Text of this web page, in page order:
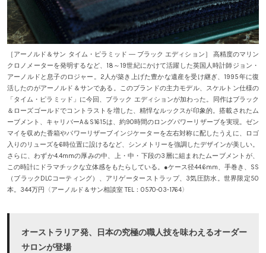
［アーノルド＆サン タイム・ピラミッド ― ブラック エディション］ 高精度のマリン
クロノメーターを発明するなど、18～19世紀にかけて活躍した英国人時計師ジョン・
アーノルドと息子のロジャー。2人が築き上げた豊かな遺産を受け継ぎ、1995年に復
活したのがアーノルド＆サンである。このブランドの主力モデル、スケルトン仕様の
「タイム・ピラミッド」に今回、ブラック エディションが加わった。同作はブラック
＆ローズゴールドでコントラストを増した、精悍なルックスが印象的。搭載されたム
ーブメント、キャリバーA＆S1615は、約90時間のロングパワーリザーブを実現。ゼン
マイを収めた香箱やパワーリザーブインジケーターを左右対称に配したうえに、ロゴ
入りのリューズを6時位置に設けるなど、シンメトリーを強調したデザインが美しい。
さらに、わずか4.4mmの厚みの中、上・中・下段の3層に組まれたムーブメントが、
この時計にドラマチックな立体感をもたらしている。●ケース径44.6mm、手巻き、SS
（ブラックDLCコーティング）、アリゲーターストラップ、3気圧防水。世界限定50
本。344万円〈アーノルド＆サン相談室 TEL：0570-03-1764〉
オーストラリア発、日本の究極の職人技を味わえるオーダー
サロンが登場